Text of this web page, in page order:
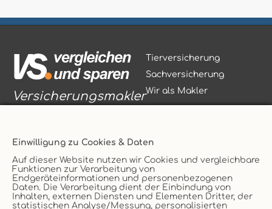
Einwilligung zu Cookies & Daten
Auf dieser Website nutzen wir Cookies und vergleichbare
Funktionen zur Verarbeitung von
Endgeräteinformationen und personenbezogenen
Daten. Die Verarbeitung dient der Einbindung von
Inhalten, externen Diensten und Elementen Dritter, der
statistischen Analyse/Messung, personalisierten
Versicherungsmakler
Vertrag widerrufen
Tierversicherung
Sachversicherung
Wir als Makler
Service
AGB